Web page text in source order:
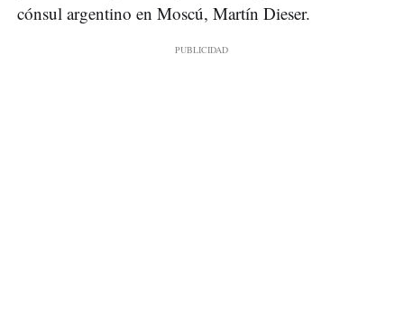
cónsul argentino en Moscú, Martín Dieser.